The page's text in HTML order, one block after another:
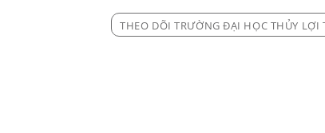
THEO DÕI TRƯỜNG ĐẠI HỌC THỦY LỢI